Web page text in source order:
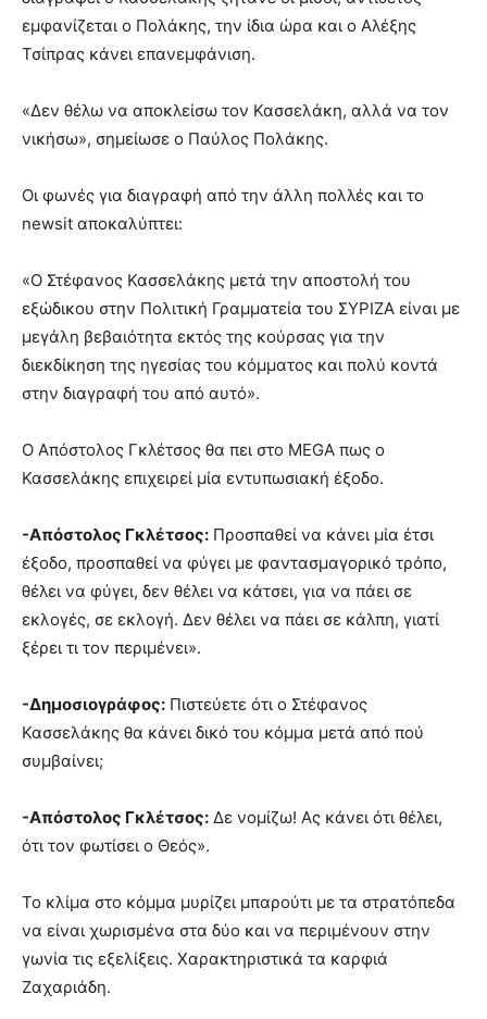
εμφανίζεται ο Πολάκης, την ίδια ώρα και ο Αλέξης
Τσίπρας κάνει επανεμφάνιση.
«Δεν θέλω να αποκλείσω τον Κασσελάκη, αλλά να τον
νικήσω», σημείωσε ο Παύλος Πολάκης.
Οι φωνές για διαγραφή από την άλλη πολλές και το
newsit αποκαλύπτει:
«Ο Στέφανος Κασσελάκης μετά την αποστολή του
εξώδικου στην Πολιτική Γραμματεία του ΣΥΡΙΖΑ είναι με
μεγάλη βεβαιότητα εκτός της κούρσας για την
διεκδίκηση της ηγεσίας του κόμματος και πολύ κοντά
στην διαγραφή του από αυτό».
O Απόστολος Γκλέτσος θα πει στο MEGA πως ο
Κασσελάκης επιχειρεί μία εντυπωσιακή έξοδο.
-Απόστολος Γκλέτσος: Προσπαθεί να κάνει μία έτσι
έξοδο, προσπαθεί να φύγει με φαντασμαγορικό τρόπο,
θέλει να φύγει, δεν θέλει να κάτσει, για να πάει σε
εκλογές, σε εκλογή. Δεν θέλει να πάει σε κάλπη, γιατί
ξέρει τι τον περιμένει».
-Δημοσιογράφος: Πιστεύετε ότι ο Στέφανος
Κασσελάκης θα κάνει δικό του κόμμα μετά από πού
συμβαίνει;
-Απόστολος Γκλέτσος: Δε νομίζω! Ας κάνει ότι θέλει,
ότι τον φωτίσει ο Θεός».
Το κλίμα στο κόμμα μυρίζει μπαρούτι με τα στρατόπεδα
να είναι χωρισμένα στα δύο και να περιμένουν στην
γωνία τις εξελίξεις. Χαρακτηριστικά τα καρφιά
Ζαχαριάδη.